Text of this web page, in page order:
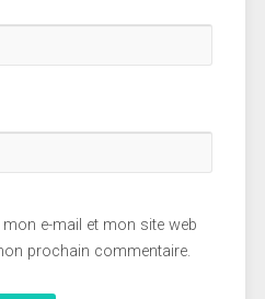
e-mail et mon site web
prochain commentaire.